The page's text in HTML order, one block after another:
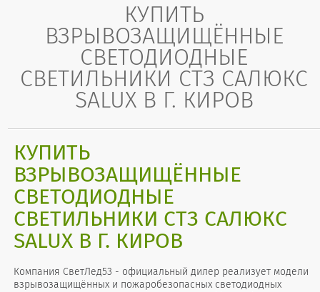
КУПИТЬ
ВЗРЫВОЗАЩИЩЁННЫЕ
СВЕТОДИОДНЫЕ
СВЕТИЛЬНИКИ СТЗ САЛЮКС
SALUX В Г. КИРОВ
КУПИТЬ
ВЗРЫВОЗАЩИЩЁННЫЕ
СВЕТОДИОДНЫЕ
СВЕТИЛЬНИКИ СТЗ САЛЮКС
SALUX В Г. КИРОВ
Компания СветЛед53 - официальный дилер реализует модели
взрывозащищённых и пожаробезопасных светодиодных